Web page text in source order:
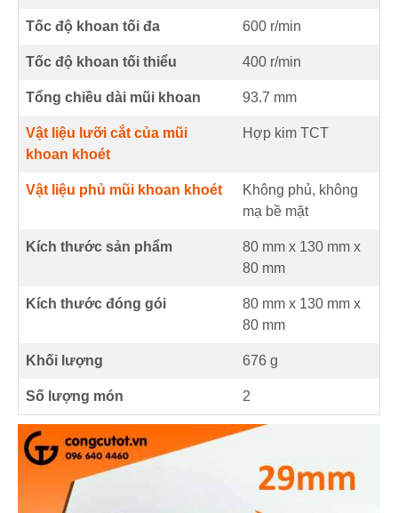
Tốc độ khoan tối đa 600 r/min
Tốc độ khoan tối thiểu 400 r/min
Tổng chiều dài mũi khoan 93.7 mm
Vật liệu lưỡi cắt của mũi
khoan khoét
Hợp kim TCT
Vật liệu phủ mũi khoan khoét
Không phủ, không
mạ bề mặt
Kích thước sản phẩm 80 mm x 130 mm x
80 mm
Kích thước đóng gói
80 mm x 130 mm x
80 mm
Khối lượng 676 g
Số lượng món 2